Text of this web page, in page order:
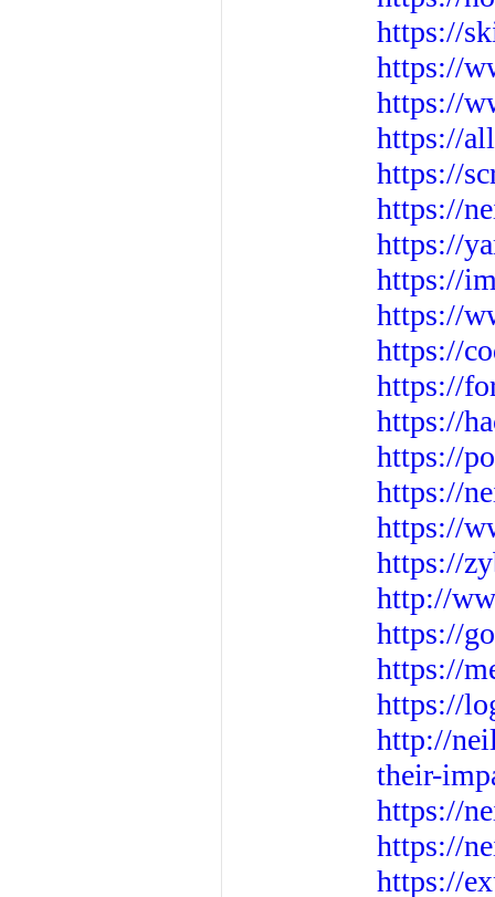
https://
https://
https://
https://
https://
https://
https://
https://
https://
https://
https://
https://
https://
https://
https://
https://
http://
https://
https://
https://
http://
their-
https://
https://
https://